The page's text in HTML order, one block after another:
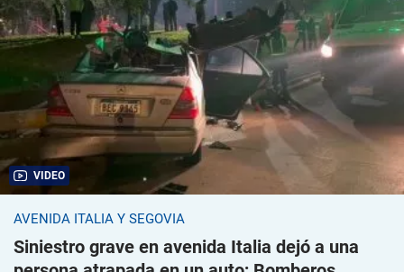
VIDEO
AVENIDA ITALIA Y SEGOVIA
Siniestro grave en avenida Italia dejó a una